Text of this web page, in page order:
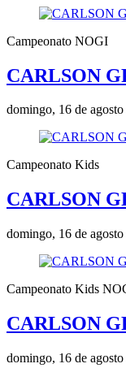
Campeonato NOGI
CARLSON
domingo, 16 de
Campeonato Kids
CARLSON
domingo, 16 de
Campeonato Kids
CARLSON
domingo, 16 de